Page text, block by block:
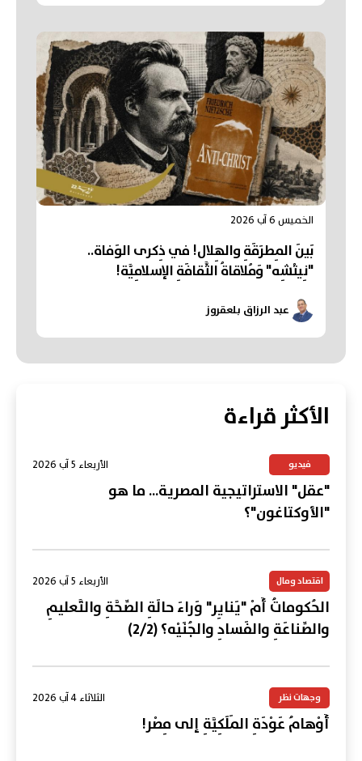
الخميس 6 آب 2026
بَينَ المِطرَقَةِ والهِلال! في ذِكرى الوَفاة..
"نِيتْشِه" وَمُلاقاةُ الثَّقافَةِ الإسلامِيَّة!
عبد الرزاق بلعقروز
الأكثر قراءة
فيديو الأربعاء 5 آب 2026
"عقل" الاستراتيجية المصرية... ما هو
"الأوكتاغون"؟
اقتصاد ومال الأربعاء 5 آب 2026
الحُكوماتُ أَمْ "يَنايِر" وَراءَ حالَةِ الصِّحَّةِ والتَّعليمِ
والصِّناعَةِ والفَسادِ والجُنَيْه؟ (2/2)
وجهات نظر الثلاثاء 4 آب 2026
أَوْهامُ عَوْدَةِ المَلَكِيَّةِ إلى مِصْر!